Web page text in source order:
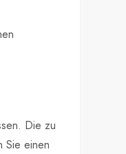
Die zu
Sie einen